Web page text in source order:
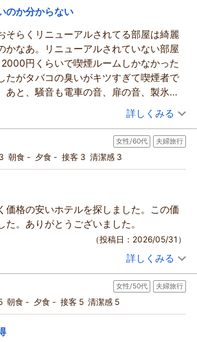
声が聞こえたとのこと、ご不便をおか
り快適にお過ごしいただける環境づく
として真摯に受け止めてまいります。
しても貴重なご感想をありがとうござ
エリアへのアクセスも良く、観光やビ
のお客様にご利用いただいておりま
めてまいります。
は、ぜひホテルセレッソをご利用くだ
よりお待ちしております。
をご利用いただき、また温かいご感想
りがとうございます。
飲食環境、そしてリーズナブルな料金
こと、大変嬉しく拝見いたしました。
ものとなりましたことを、スタッフ一
お言葉は、私どもにとって大きな励み
価値を感じていただけるよう、清潔で
ビスの向上に努めてまいります。
には、ぜひホテルセレッソをご利用く
心よりお待ちしております。
のか分からない
そらくリニューアルされてる部屋は綺麗
かなあ。リニューアルされていない部屋
円くらいで喫煙ルームしかなかった
たがタバコの臭いがキツすぎて喫煙者で
あと、騒音も電車の音、扉の音、製氷機
（投稿日：2026/06/09）
(一人旅)
ープラン】素泊まり ダブル
円(大人一人あたり/税込)
をご利用いただき、また貴重なお時間
いただき、誠にありがとうございま
選びいただいたにもかかわらず、お部屋
より、ご不快な思いをおかけしました
上げます。
だいたとはいえ、臭いが強く感じられ
ては、消臭・換気の方法を改めて見直
いただけるよう改善に努めてまいりま
詳しくみる
女性/60代 夫婦旅行
朝食 - 夕食 - 接客 3 清潔感 3
格の安いホテルを探しました。この価
。ありがとうございました。
（投稿日：2026/05/31）
/60代)
チェックアウト10時※お得な当日限定プラン
なし
円(大人一人あたり/税込)
詳しくみる
女性/50代 夫婦旅行
朝食 - 夕食 - 接客 5 清潔感 5